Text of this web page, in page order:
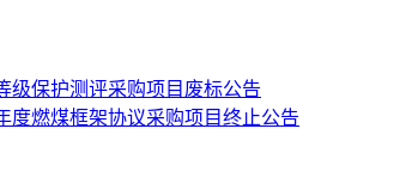
级保护测评采购项目废标公告
度燃煤框架协议采购项目终止公告